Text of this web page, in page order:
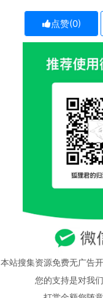
点赞(0)
本站搜集资源免费无广告
您的支持是对我